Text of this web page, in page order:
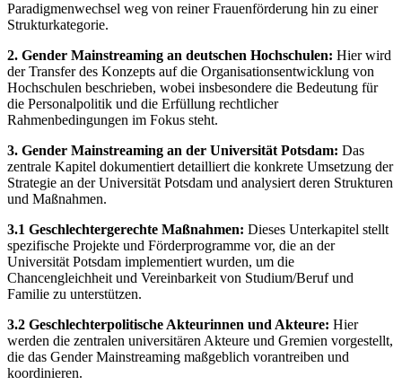
Paradigmenwechsel weg von reiner Frauenförderung hin zu einer
Strukturkategorie.
2. Gender Mainstreaming an deutschen Hochschulen: Hier wird
der Transfer des Konzepts auf die Organisationsentwicklung von
Hochschulen beschrieben, wobei insbesondere die Bedeutung für
die Personalpolitik und die Erfüllung rechtlicher
Rahmenbedingungen im Fokus steht.
3. Gender Mainstreaming an der Universität Potsdam: Das
zentrale Kapitel dokumentiert detailliert die konkrete Umsetzung der
Strategie an der Universität Potsdam und analysiert deren Strukturen
und Maßnahmen.
3.1 Geschlechtergerechte Maßnahmen: Dieses Unterkapitel stellt
spezifische Projekte und Förderprogramme vor, die an der
Universität Potsdam implementiert wurden, um die
Chancengleichheit und Vereinbarkeit von Studium/Beruf und
Familie zu unterstützen.
3.2 Geschlechterpolitische Akteurinnen und Akteure: Hier
werden die zentralen universitären Akteure und Gremien vorgestellt,
die das Gender Mainstreaming maßgeblich vorantreiben und
koordinieren.